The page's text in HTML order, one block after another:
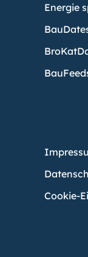
Energie
Cookie-